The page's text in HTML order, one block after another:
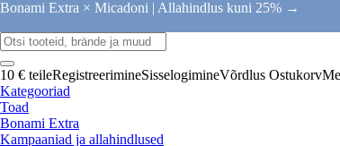
Bonami Extra × Micadoni | Allahindlus kuni 25% →
10 € teileRegistreerimineSisselogimineVõrdlus Ostukorv
Kategooriad
Toad
Bonami Extra
Kampaaniad ja allahindlused